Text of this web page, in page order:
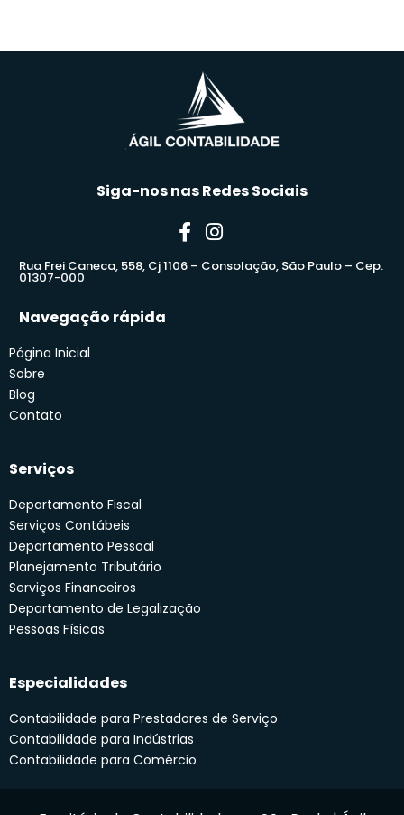
Siga-nos nas Redes Sociais
Rua Frei Caneca, 558, Cj 1106 – Consolação, São Paulo – Cep.
01307-000
Navegação rápida
Página Inicial
Sobre
Blog
Contato
Serviços
Departamento Fiscal
Serviços Contábeis
Departamento Pessoal
Planejamento Tributário
Serviços Financeiros
Departamento de Legalização
Pessoas Físicas
Especialidades
Contabilidade para Prestadores de Serviço
Contabilidade para Indústrias
Contabilidade para Comércio